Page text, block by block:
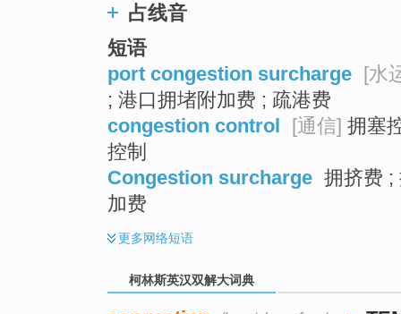
占线音
短语
port congestion surcharge [水
; 港口拥堵附加费 ; 疏港费
congestion control [通信] 拥塞
控制
Congestion surcharge 拥挤费
加费
更多网络短语
柯林斯英汉双解大词典